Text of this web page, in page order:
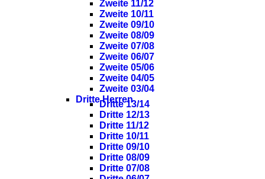
Zweite 11/12
Zweite 10/11
Zweite 09/10
Zweite 08/09
Zweite 07/08
Zweite 06/07
Zweite 05/06
Zweite 04/05
Zweite 03/04
Dritte Herren
Dritte 13/14
Dritte 12/13
Dritte 11/12
Dritte 10/11
Dritte 09/10
Dritte 08/09
Dritte 07/08